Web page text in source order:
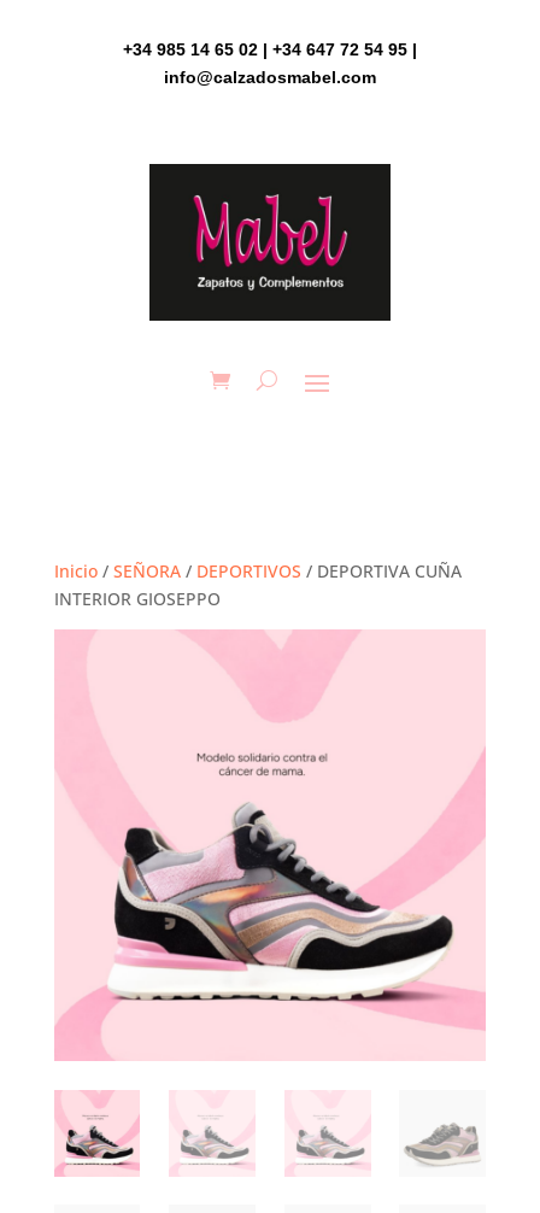
+34 985 14 65 02 | +34 647 72 54 95 |
info@calzadosmabel.com
Inicio/ SEÑORA/ DEPORTIVOS / DEPORTIVA CUÑA
INTERIOR GIOSEPPO